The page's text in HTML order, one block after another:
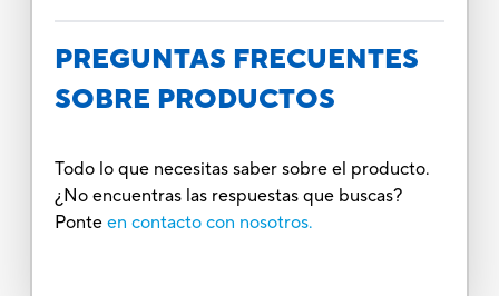
PREGUNTAS FRECUENTES
SOBRE PRODUCTOS
Todo lo que necesitas saber sobre el producto.
¿No encuentras las respuestas que buscas?
Ponte en contacto con nosotros.